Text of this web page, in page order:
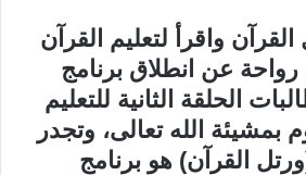
واقرأ لتعليم القرآن
رواحة عن انطلاق برنامج
الحلقة الثانية للتعليم
بمشيئة الله تعالى، وتجدر
القرآن) هو برنامج